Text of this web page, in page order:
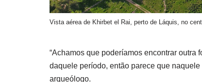
Vista aérea de Khirbet el Rai, perto de Láquis, no
“Achamos que poderíamos encontrar outra
daquele período, então parece que
arqueólogo.